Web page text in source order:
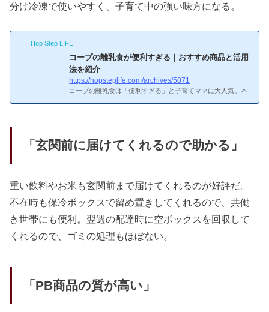
分け冷凍で使いやすく、子育て中の強い味方になる。
Hop Step LIFE!
コープの離乳食が便利すぎる｜おすすめ商品と活用
法を紹介
https://hopsteplife.com/archives/5071
コープの離乳食は「便利すぎる」と子育てママに大人気。本
らきらステップ」シリーズは離乳食専用に開発小分け冷凍で
必要な分だけ使える国産素材・無添加にこだわった安心品質
リット...
「玄関前に届けてくれるので助かる」
重い飲料やお米も玄関前まで届けてくれるのが好評だ。
不在時も保冷ボックスで留め置きしてくれるので、共働
き世帯にも便利。翌週の配達時に空ボックスを回収して
くれるので、ゴミの処理もほぼない。
「PB商品の質が高い」